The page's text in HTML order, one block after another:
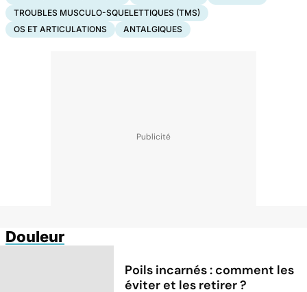
TROUBLES MUSCULO-SQUELETTIQUES (TMS)
OS ET ARTICULATIONS
ANTALGIQUES
Douleur
Poils incarnés : comment les
éviter et les retirer ?